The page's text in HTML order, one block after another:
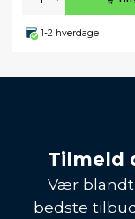
1-2 hverdage
Tilmeld
Vær
bedste